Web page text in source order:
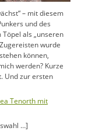
– mit diesem
und des
als „unseren
wurde
können,
werden? Kurze
Und zur ersten
Tenorth mit
…]